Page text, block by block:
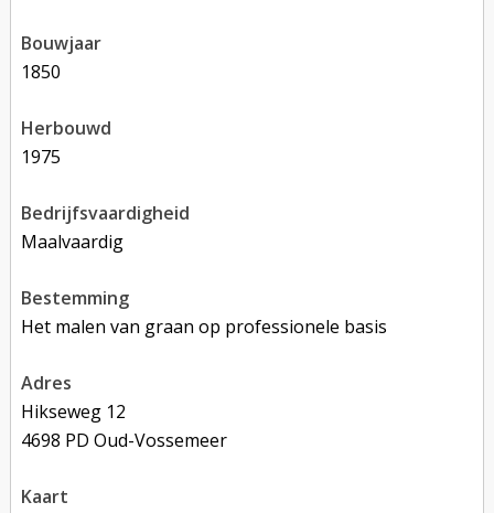
bouwjaar
1850
herbouwd
1975
bedrijfsvaardigheid
Maalvaardig
bestemming
Het malen van graan op professionele basis
adres
Hikseweg 12
4698 PD Oud-Vossemeer
kaart